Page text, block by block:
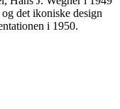
det ikoniske design
i 1950.